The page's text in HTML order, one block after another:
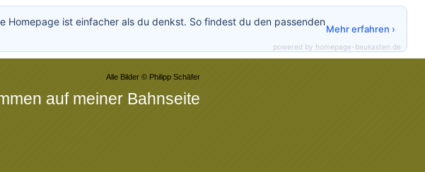
Alle Bilder © Philipp Schäfer
auf meiner Bahnseite
Homepage ist einfacher als du denkst. So findest du den passenden
Mehr erfahren ›
powered by homepage-baukasten.de